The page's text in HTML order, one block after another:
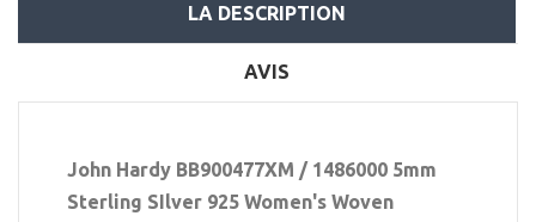
LA DESCRIPTION
AVIS
John Hardy BB900477XM / 1486000 5mm
Sterling SIlver 925 Women's Woven